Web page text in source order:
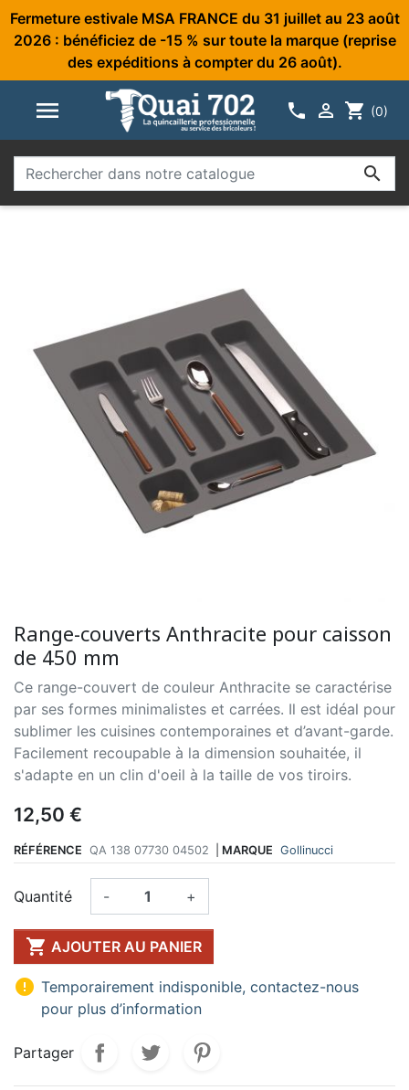
Fermeture estivale MSA FRANCE du 31 juillet au 23 août
2026 : bénéficiez de -15 % sur toute la marque (reprise
des expéditions à compter du 26 août).
   shopping_cart (0)

Range-couverts Anthracite pour caisson
de 450 mm
Ce range-couvert de couleur Anthracite se caractérise
par ses formes minimalistes et carrées. Il est idéal pour
sublimer les cuisines contemporaines et d’avant-garde.
Facilement recoupable à la dimension souhaitée, il
s'adapte en un clin d'oeil à la taille de vos tiroirs.
12,50 €
RÉFÉRENCE QA 138 07730 04502 MARQUE Gollinucci
Quantité - +
 AJOUTER AU PANIER
 Temporairement indisponible, contactez-nous
pour plus d’information
Partager